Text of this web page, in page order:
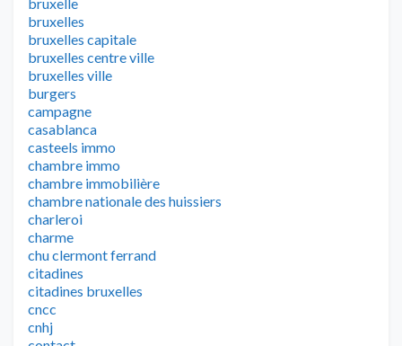
bruxelles
bruxelles capitale
bruxelles centre ville
bruxelles ville
burgers
campagne
casablanca
casteels immo
chambre immo
chambre immobilière
chambre nationale des huissiers
charleroi
charme
chu clermont ferrand
citadines
citadines bruxelles
cncc
cnhj